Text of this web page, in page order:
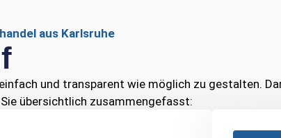
aus Karlsruhe
und transparent wie möglich zu gestalten.
übersichtlich zusammengefasst: